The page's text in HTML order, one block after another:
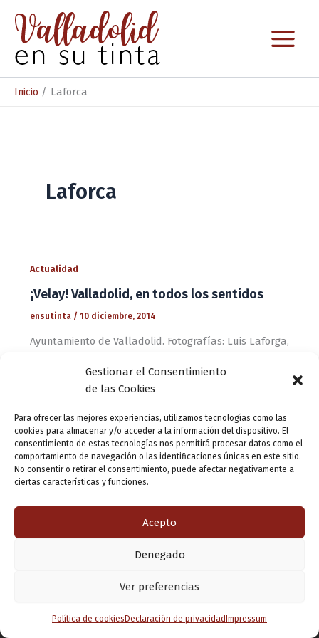
Gestionar el Consentimiento
de las Cookies
Para ofrecer las mejores experiencias, utilizamos tecnologías como las
cookies para almacenar y/o acceder a la información del dispositivo. El
consentimiento de estas tecnologías nos permitirá procesar datos como el
comportamiento de navegación o las identificaciones únicas en este sitio.
No consentir o retirar el consentimiento, puede afectar negativamente a
ciertas características y funciones.
Acepto
Denegado
Ver preferencias
Política de cookies Declaración de privacidad Impressum
contenido
Inicio Laforca
Laforca
Actualidad
¡Velay! Valladolid, en todos los sentidos
ensutinta / 10 diciembre, 2014
Ayuntamiento de Valladolid. Fotografías: Luis Laforga,
Valderrama, Jason Hawkes y Roberto Alonso. Edita:
Sociedad Mixta para la Promoción del Turismo de
Copyright © 2026 Valladolid en su titna